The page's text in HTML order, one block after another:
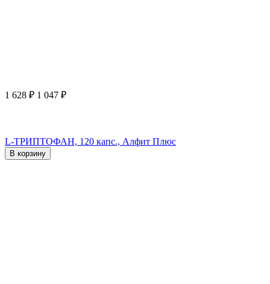
1 628 ₽ 1 047 ₽
L-ТРИПТОФАН, 120 капс., Алфит Плюс
В корзину